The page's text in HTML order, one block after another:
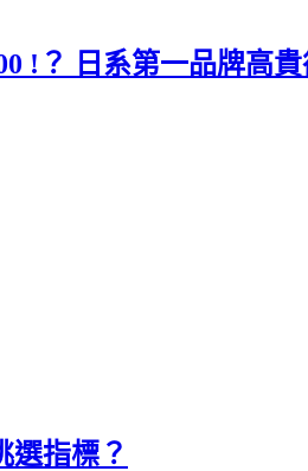
!？ 日系第一品牌高
選指標？